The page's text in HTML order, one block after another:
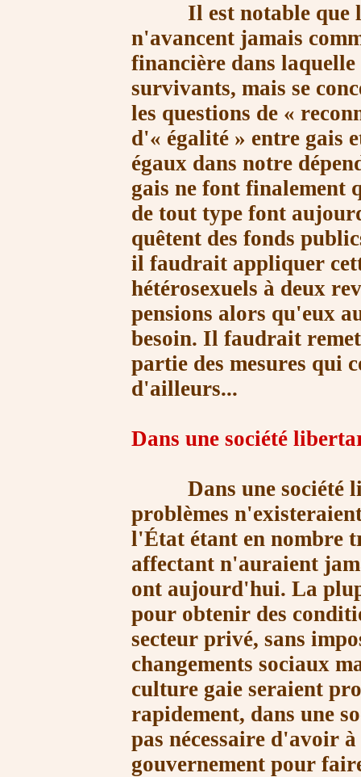
Il est notable que
n'avancent jamais
financière dans
survivants, mais se
les questions de «
d'« égalité » entre gais
égaux dans notre
gais ne font finalement
de tout type font
quêtent des fonds
il faudrait appliquer
hétérosexuels à deux
pensions alors qu'eux
besoin. Il faudrait
partie des mesures qui
d'ailleurs...
Dans une société
Dans une société
problèmes
l'État étant en nombre
affectant n'auraient
ont aujourd'hui. La
pour obtenir des
secteur privé, sans
changements sociaux
culture gaie seraient
rapidement, dans une
pas nécessaire d'avoir
gouvernement pour